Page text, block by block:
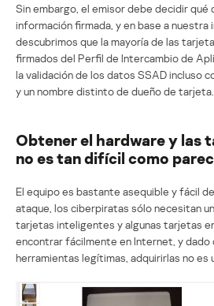
Sin embargo, el emisor debe decidir
información firmada, y en base a nuestra
descubrimos que la mayoría de las
firmados del Perfil de Intercambio de
la validación de los datos SSAD incluso
y un nombre distinto de dueño de tarjeta.
Obtener el hardware y las
no es tan difícil como
El equipo es bastante asequible y fácil
ataque, los ciberpiratas sólo necesitan
tarjetas inteligentes y algunas tarjetas
encontrar fácilmente en Internet, y dado
herramientas legítimas, adquirirlas no es